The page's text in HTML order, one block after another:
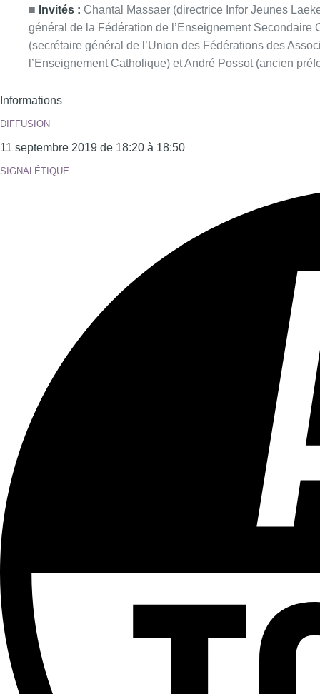
■ Invités : Chantal Massaer (directrice Infor Jeunes
général de la Fédération de l’Enseignement Secondaire
(secrétaire général de l’Union des Fédérations des
l’Enseignement Catholique) et André Possot (ancien
Informations
DIFFUSION
11 septembre 2019 de 18:20 à 18:50
SIGNALÉTIQUE